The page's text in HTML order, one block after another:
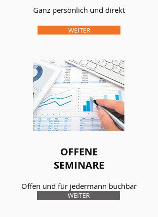
Ganz persönlich und direkt
WEITER
OFFENE
SEMINARE
Offen und für jedermann buchbar
WEITER